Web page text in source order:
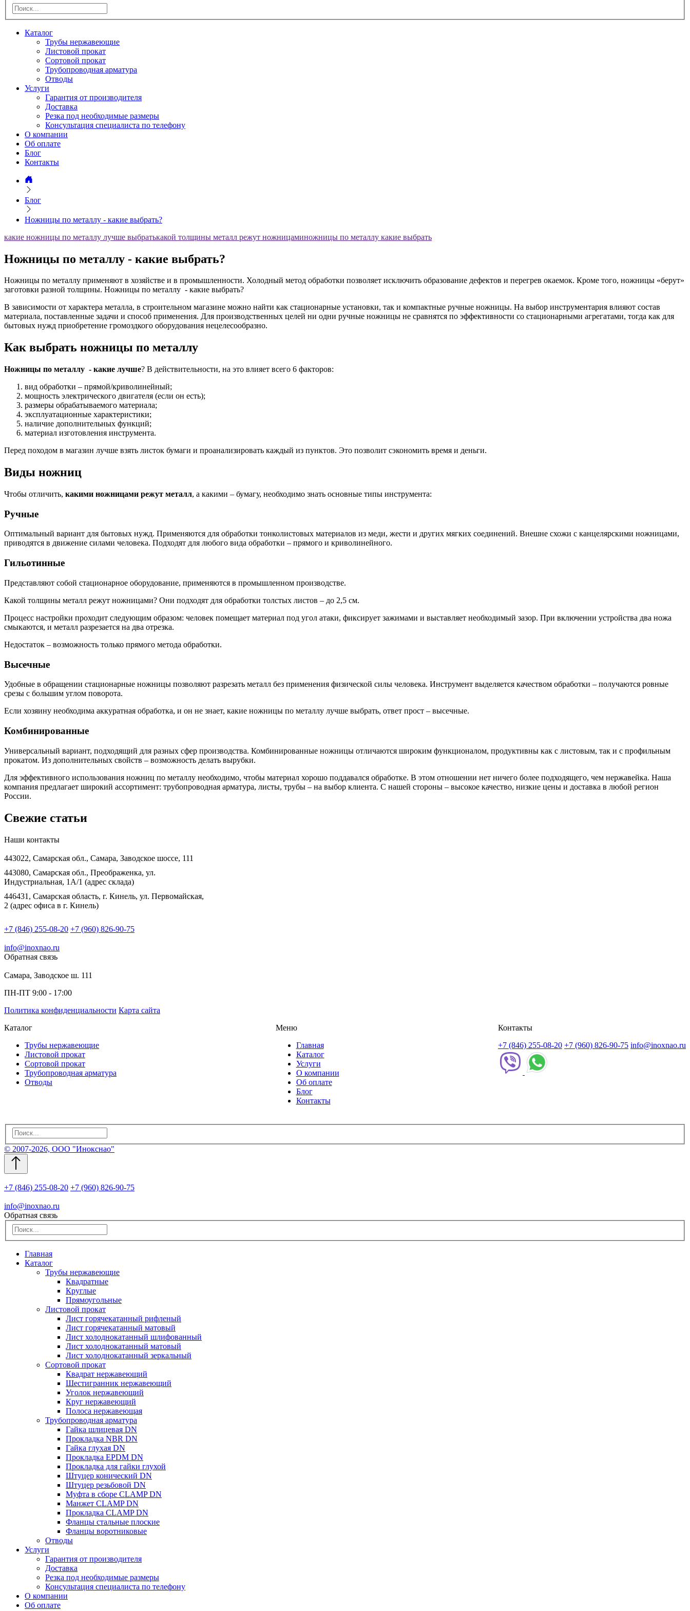
Каталог
Трубы нержавеющие
Листовой прокат
Сортовой прокат
Трубопроводная арматура
Отводы
Услуги
Гарантия от производителя
Доставка
Резка под необходимые размеры
Консультация специалиста по телефону
О компании
Об оплате
Блог
Контакты
Блог
Ножницы по металлу - какие выбрать?
какие ножницы по металлу лучше выбратькакой толщины металл режут ножницаминожницы по металлу какие выбрать
Ножницы по металлу - какие выбрать?
Ножницы по металлу применяют в хозяйстве и в промышленности. Холодный метод обработки позволяет исключить образование дефектов и перегрев окаемок. Кроме того, ножницы «берут»
заготовки разной толщины. Ножницы по металлу - какие выбрать?
В зависимости от характера металла, в строительном магазине можно найти как стационарные установки, так и компактные ручные ножницы. На выбор инструментария влияют состав
материала, поставленные задачи и способ применения. Для производственных целей ни одни ручные ножницы не сравнятся по эффективности со стационарными агрегатами, тогда как для
бытовых нужд приобретение громоздкого оборудования нецелесообразно.
Как выбрать ножницы по металлу
Ножницы по металлу - какие лучше? В действительности, на это влияет всего 6 факторов:
вид обработки – прямой/криволинейный;
мощность электрического двигателя (если он есть);
размеры обрабатываемого материала;
эксплуатационные характеристики;
наличие дополнительных функций;
материал изготовления инструмента.
Перед походом в магазин лучше взять листок бумаги и проанализировать каждый из пунктов. Это позволит сэкономить время и деньги.
Виды ножниц
Чтобы отличить, какими ножницами режут металл, а какими – бумагу, необходимо знать основные типы инструмента:
Ручные
Оптимальный вариант для бытовых нужд. Применяются для обработки тонколистовых материалов из меди, жести и других мягких соединений. Внешне схожи с канцелярскими ножницами,
приводятся в движение силами человека. Подходят для любого вида обработки – прямого и криволинейного.
Гильотинные
Представляют собой стационарное оборудование, применяются в промышленном производстве.
Какой толщины металл режут ножницами? Они подходят для обработки толстых листов – до 2,5 см.
Процесс настройки проходит следующим образом: человек помещает материал под угол атаки, фиксирует зажимами и выставляет необходимый зазор. При включении устройства два ножа
смыкаются, и металл разрезается на два отрезка.
Недостаток – возможность только прямого метода обработки.
Высечные
Удобные в обращении стационарные ножницы позволяют разрезать металл без применения физической силы человека. Инструмент выделяется качеством обработки – получаются ровные
срезы с большим углом поворота.
Если хозяину необходима аккуратная обработка, и он не знает, какие ножницы по металлу лучше выбрать, ответ прост – высечные.
Комбинированные
Универсальный вариант, подходящий для разных сфер производства. Комбинированные ножницы отличаются широким функционалом, продуктивны как с листовым, так и с профильным
прокатом. Из дополнительных свойств – возможность делать вырубки.
Для эффективного использования ножниц по металлу необходимо, чтобы материал хорошо поддавался обработке. В этом отношении нет ничего более подходящего, чем нержавейка. Наша
компания предлагает широкий ассортимент: трубопроводная арматура, листы, трубы – на выбор клиента. С нашей стороны – высокое качество, низкие цены и доставка в любой регион
России.
Свежие статьи
Наши контакты
443022, Самарская обл., Самара, Заводское шоссе, 111
443080, Самарская обл., Преображенка, ул.
Индустриальная, 1А/1 (адрес склада)
446431, Самарская область, г. Кинель, ул. Первомайская,
2 (адрес офиса в г. Кинель)
+7 (846) 255-08-20 +7 (960) 826-90-75
info@inoxnao.ru
Обратная связь
Самара, Заводское ш. 111
ПН-ПТ 9:00 - 17:00
Политика конфиденциальности Карта сайта
Каталог
Трубы нержавеющие
Листовой прокат
Сортовой прокат
Трубопроводная арматура
Отводы
Меню
Главная
Каталог
Услуги
О компании
Об оплате
Блог
Контакты
Контакты
+7 (846) 255-08-20 +7 (960) 826-90-75 info@inoxnao.ru
© 2007-2026, ООО "Инокснао"
+7 (846) 255-08-20 +7 (960) 826-90-75
info@inoxnao.ru
Обратная связь
Главная
Каталог
Трубы нержавеющие
Квадратные
Круглые
Прямоугольные
Листовой прокат
Лист горячекатанный рифленый
Лист горячекатанный матовый
Лист холоднокатанный шлифованный
Лист холоднокатанный матовый
Лист холоднокатанный зеркальный
Сортовой прокат
Квадрат нержавеющий
Шестигранник нержавеющий
Уголок нержавеющий
Круг нержавеющий
Полоса нержавеющая
Трубопроводная арматура
Гайка шлицевая DN
Прокладка NBR DN
Гайка глухая DN
Прокладка EPDM DN
Прокладка для гайки глухой
Штуцер конический DN
Штуцер резьбовой DN
Муфта в сборе CLAMP DN
Манжет CLAMP DN
Прокладка CLAMP DN
Фланцы стальные плоские
Фланцы воротниковые
Отводы
Услуги
Гарантия от производителя
Доставка
Резка под необходимые размеры
Консультация специалиста по телефону
О компании
Об оплате